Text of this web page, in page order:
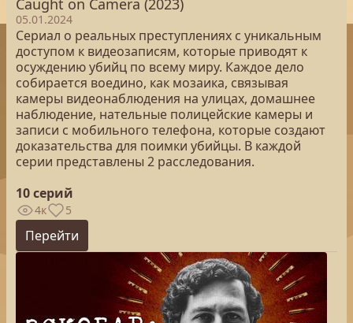
Caught on Camera (2023)
05.01.2024
Сериал о реальных преступлениях с уникальным
доступом к видеозаписям, которые приводят к
осуждению убийц по всему миру. Каждое дело
собирается воедино, как мозаика, связывая
камеры видеонаблюдения на улицах, домашнее
наблюдение, нательные полицейские камеры и
записи с мобильного телефона, которые создают
доказательства для поимки убийцы. В каждой
серии представлены 2 расследования.
10 серий
4к 5
Перейти